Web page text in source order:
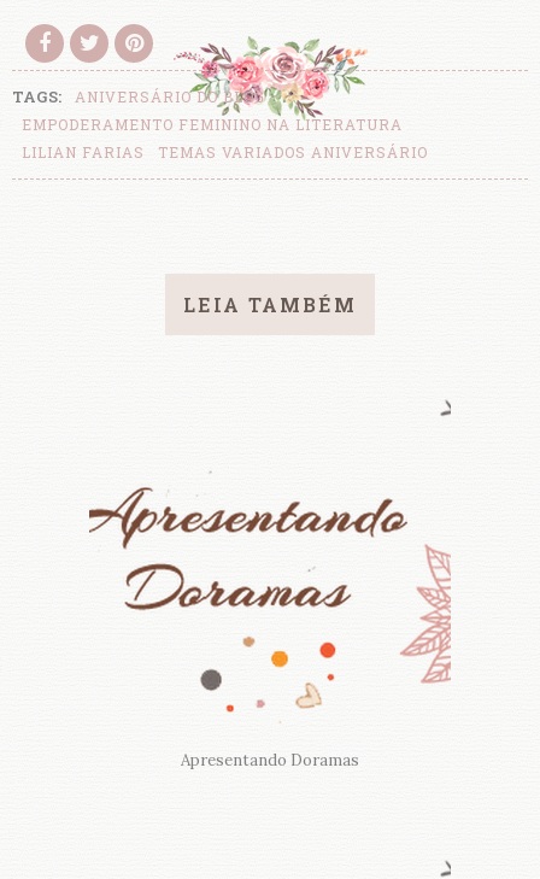
TAGS:
ANIVERSÁRIO DO BLOG
EMPODERAMENTO FEMININO NA LITERATURA
LILIAN FARIAS
TEMAS VARIADOS ANIVERSÁRIO
LEIA TAMBÉM
Apresentando Doramas